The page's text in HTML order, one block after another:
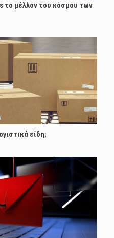
το μέλλον του κόσμου των
είδη;